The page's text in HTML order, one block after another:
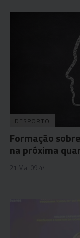
DESPORTO
Formação
na próxima
21 Mai 09:44